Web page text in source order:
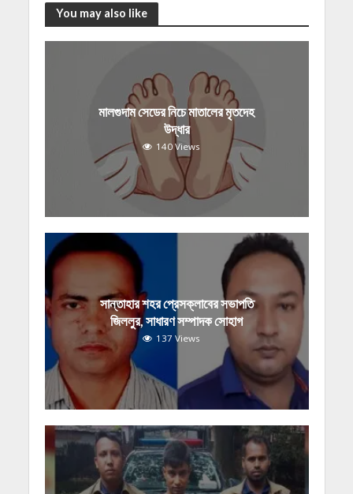
You may also like
মালগুদাম সেডের নিচে মাতালের মৃতদেহ
উদ্ধার
140 Views
সান্তাহার শহর প্রেসক্লাবের সভাপতি
জিললুর, সাধারণ সম্পাদক সোহাগ
137 Views